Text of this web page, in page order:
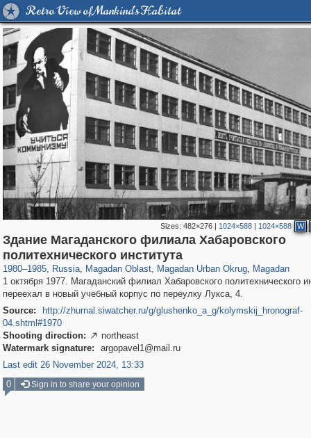
Retro View of Mankind's Habitat
Sizes:482×276 | 1024×588 | 1024×588 W
Здание Магаданского филиала Хабаровского
политехнического института
1980–1985, Russia
1,406,741 29,243
, Magadan Oblast
1,466 4
, Magadan Urban Okrug
899
, Magadan
1 октября 1977. Магаданский филиал Хабаровского политехнического
переехал в новый учебный корпус по переулку Лукса, 4.
Source:
http://zhurnal.siwatcher.ru/g/glushenko_a_g/kolymskij_hronograf-
04.shtml#1970
Shooting direction:  northeast
Watermark signature:
argopavel1@mail.ru
Last edit 26 November 2024, 13:33
0
Sign in to share your opinion